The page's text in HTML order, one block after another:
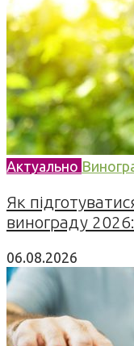
Актуально
Як
винограду
06.08.2026